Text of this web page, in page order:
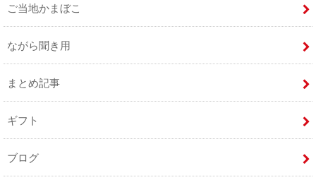
ご当地かまぼこ
ながら聞き用
まとめ記事
ギフト
ブログ